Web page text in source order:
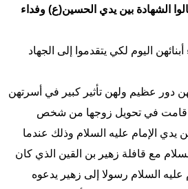
الشهادة بین یدي الحسین(ع) وفداء
الیوم لکي یتقدموا إلى الجهاد
دور عظيم ولهن تأثير کبیر في أسرتهن
قامت في تحويل زوجها من شخص
يدي الإمام عليه السلام وذلك عندما
مع قافلة زهير بن القين الذي كان
عليه السلام رسولا إلى زهير يدعوه